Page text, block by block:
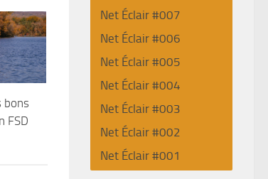
bons
FSD
Net Éclair #007
Net Éclair #006
Net Éclair #005
Net Éclair #004
Net Éclair #003
Net Éclair #002
Net Éclair #001